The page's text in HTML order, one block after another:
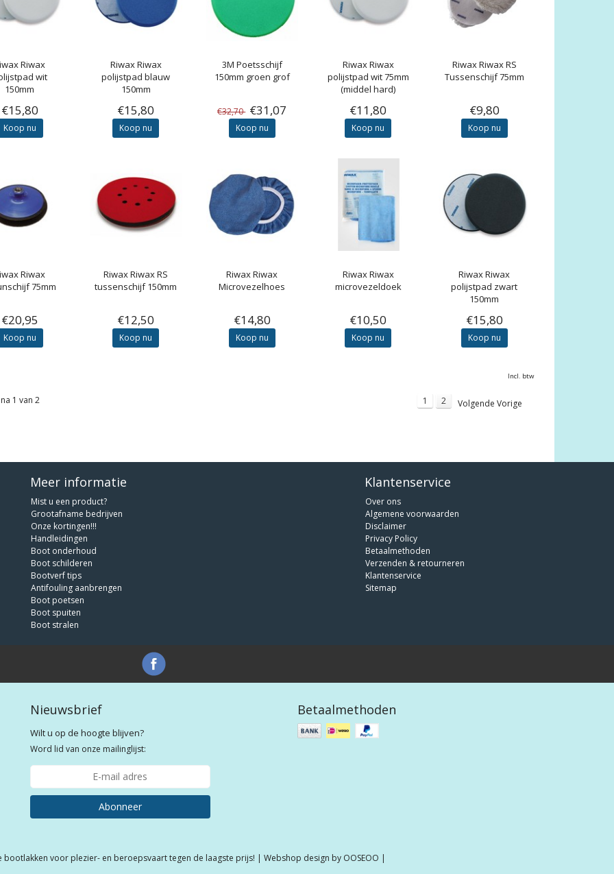
Riwax
wit
150mm
€15,80
Koop nu
RiwaxRiwax
polijstpad blauw
150mm
€15,80
Koop nu
3M Poetsschijf
150mm groen grof
€32,70 €31,07
Koop nu
RiwaxRiwax
polijstpad wit 75mm
(middel hard)
€11,80
Koop nu
RiwaxRiwax RS
Tussenschijf 75mm
€9,80
Koop nu
Riwax
75mm
€20,95
Koop nu
RiwaxRiwax RS
tussenschijf 150mm
€12,50
Koop nu
RiwaxRiwax
Microvezelhoes
€14,80
Koop nu
RiwaxRiwax
microvezeldoek
€10,50
Koop nu
RiwaxRiwax
polijstpad zwart
150mm
€15,80
Koop nu
Incl. btw
1 van 2 1 2 Volgende Vorige
Meer informatie
Mist u een product?
Grootafname bedrijven
Onze kortingen!!!
Handleidingen
Boot onderhoud
Boot schilderen
Bootverf tips
Antifouling aanbrengen
Boot poetsen
Boot spuiten
Boot stralen
Klantenservice
Over ons
Algemene voorwaarden
Disclaimer
Privacy Policy
Betaalmethoden
Verzenden & retourneren
Klantenservice
Sitemap
Nieuwsbrief
Wilt u op de hoogte blijven?
Word lid van onze mailinglijst:
Abonneer
Betaalmethoden
voor plezier- en beroepsvaart tegen de laagste prijs! | Webshop design by OOSEOO |